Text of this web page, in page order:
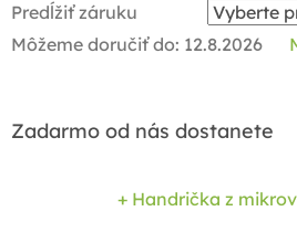
Predĺžiť záruku
Môžeme doručiť do: 12.8.2026
Zadarmo od nás dostanete
+ Handrička z